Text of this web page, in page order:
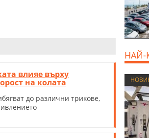
влияе върху
на колата
до различни трикове,
НАЙ-